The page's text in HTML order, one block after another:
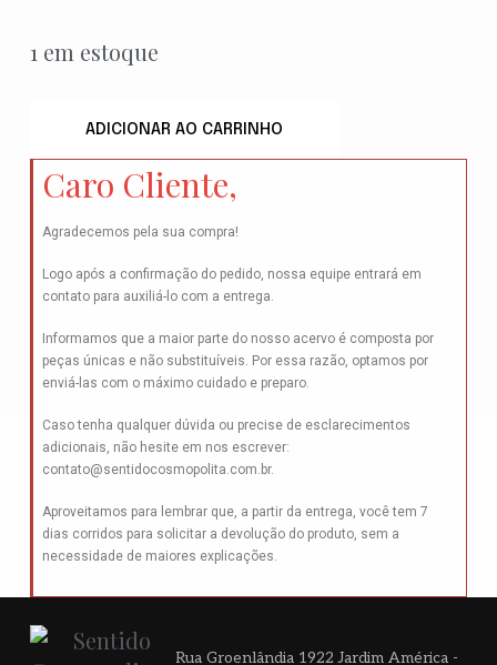
1 em estoque
ADICIONAR AO CARRINHO
Caro Cliente,
Agradecemos pela sua compra!
Logo após a confirmação do pedido, nossa equipe entrará em
contato para auxiliá-lo com a entrega.
Informamos que a maior parte do nosso acervo é composta por
peças únicas e não substituíveis. Por essa razão, optamos por
enviá-las com o máximo cuidado e preparo.
Caso tenha qualquer dúvida ou precise de esclarecimentos
adicionais, não hesite em nos escrever:
contato@sentidocosmopolita.com.br.
Aproveitamos para lembrar que, a partir da entrega, você tem 7
dias corridos para solicitar a devolução do produto, sem a
necessidade de maiores explicações.
Rua Groenlândia 1922 Jardim América -